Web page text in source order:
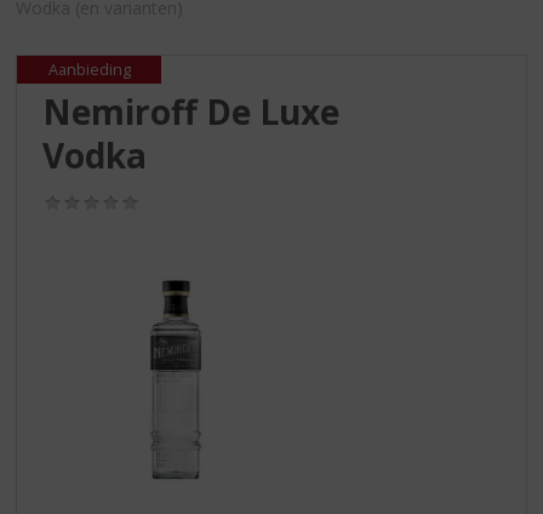
r
i
Wodka (en varianten)
Aanbieding
Nemiroff De Luxe
Vodka